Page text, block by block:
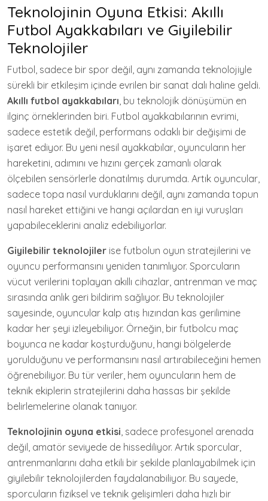
Teknolojinin Oyuna Etkisi: Akıllı
Futbol Ayakkabıları ve Giyilebilir
Teknolojiler
Futbol, sadece bir spor değil, aynı zamanda teknolojiyle
sürekli bir etkileşim içinde evrilen bir sanat dalı haline geldi.
Akıllı futbol ayakkabıları, bu teknolojik dönüşümün en
ilginç örneklerinden biri. Futbol ayakkabılarının evrimi,
sadece estetik değil, performans odaklı bir değişimi de
işaret ediyor. Bu yeni nesil ayakkabılar, oyuncuların her
hareketini, adımını ve hızını gerçek zamanlı olarak
ölçebilen sensörlerle donatılmış durumda. Artık oyuncular,
sadece topa nasıl vurduklarını değil, aynı zamanda topun
nasıl hareket ettiğini ve hangi açılardan en iyi vuruşları
yapabileceklerini analiz edebiliyorlar.
Giyilebilir teknolojiler ise futbolun oyun stratejilerini ve
oyuncu performansını yeniden tanımlıyor. Sporcuların
vücut verilerini toplayan akıllı cihazlar, antrenman ve maç
sırasında anlık geri bildirim sağlıyor. Bu teknolojiler
sayesinde, oyuncular kalp atış hızından kas gerilimine
kadar her şeyi izleyebiliyor. Örneğin, bir futbolcu maç
boyunca ne kadar koşturduğunu, hangi bölgelerde
yorulduğunu ve performansını nasıl artırabileceğini hemen
öğrenebiliyor. Bu tür veriler, hem oyuncuların hem de
teknik ekiplerin stratejilerini daha hassas bir şekilde
belirlemelerine olanak tanıyor.
Teknolojinin oyuna etkisi, sadece profesyonel arenada
değil, amatör seviyede de hissediliyor. Artık sporcular,
antrenmanlarını daha etkili bir şekilde planlayabilmek için
giyilebilir teknolojilerden faydalanabiliyor. Bu sayede,
sporcuların fiziksel ve teknik gelişimleri daha hızlı bir